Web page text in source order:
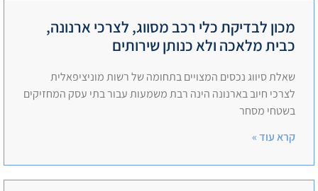
מכון לבדיקת כלי רכב מסווג, לצרכי ארנונה,
כבית מלאכה ולא כנותן שירותים
שאלת סיווג נכסים המצויים בתחומה של רשות מוניציפאלית
לצרכי חיוב בארנונה הינה רבת משמעות עבור בתי עסק המחזיקים
בשטחי מסחר
קרא עוד »